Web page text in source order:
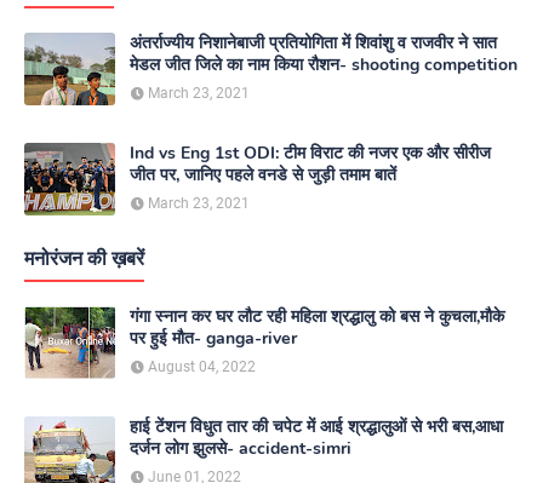
अंतर्राज्यीय निशानेबाजी प्रतियोगिता में शिवांशु व राजवीर ने सात
मेडल जीत जिले का नाम किया रौशन- shooting competition
March 23, 2021
Ind vs Eng 1st ODI: टीम विराट की नजर एक और सीरीज
जीत पर, जानिए पहले वनडे से जुड़ी तमाम बातें
March 23, 2021
मनोरंजन की ख़बरें
गंगा स्नान कर घर लौट रही महिला श्रद्धालु को बस ने कुचला,मौके
पर हुई मौत- ganga-river
August 04, 2022
हाई टेंशन विधुत तार की चपेट में आई श्रद्धालुओं से भरी बस,आधा
दर्जन लोग झुलसे- accident-simri
June 01, 2022